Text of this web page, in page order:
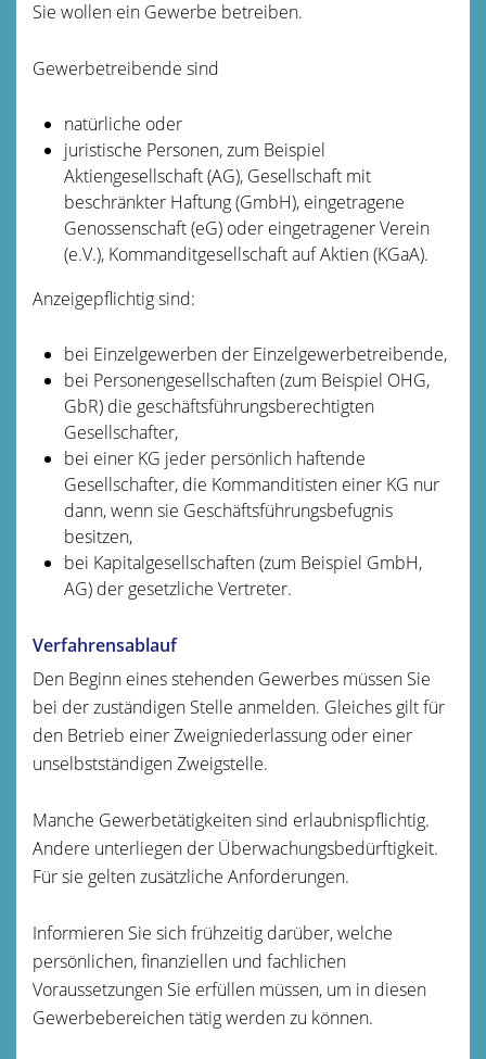
Sie wollen ein Gewerbe betreiben.
Gewerbetreibende sind
natürliche oder
juristische Personen, zum Beispiel
Aktiengesellschaft (AG), Gesellschaft mit
beschränkter Haftung (GmbH), eingetragene
Genossenschaft (eG) oder eingetragener Verein
(e.V.), Kommanditgesellschaft auf Aktien (KGaA).
Anzeigepflichtig sind:
bei Einzelgewerben der Einzelgewerbetreibende,
bei Personengesellschaften (zum Beispiel OHG,
GbR) die geschäftsführungsberechtigten
Gesellschafter,
bei einer KG jeder persönlich haftende
Gesellschafter, die Kommanditisten einer KG nur
dann, wenn sie Geschäftsführungsbefugnis
besitzen,
bei Kapitalgesellschaften (zum Beispiel GmbH,
AG) der gesetzliche Vertreter.
Verfahrensablauf
Den Beginn eines stehenden Gewerbes müssen Sie
bei der zuständigen Stelle anmelden. Gleiches gilt für
den Betrieb einer Zweigniederlassung oder einer
unselbstständigen Zweigstelle.
Manche Gewerbetätigkeiten sind erlaubnispflichtig.
Andere unterliegen der Überwachungsbedürftigkeit.
Für sie gelten zusätzliche Anforderungen.
Informieren Sie sich frühzeitig darüber, welche
persönlichen, finanziellen und fachlichen
Voraussetzungen Sie erfüllen müssen, um in diesen
Gewerbebereichen tätig werden zu können.